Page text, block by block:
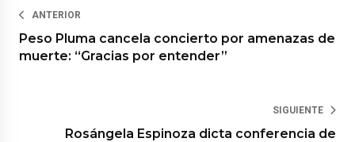
ANTERIOR
Peso Pluma cancela concierto por amenazas de
muerte: “Gracias por entender”
SIGUIENTE
Rosángela Espinoza dicta conferencia de